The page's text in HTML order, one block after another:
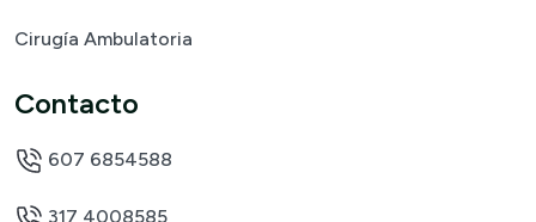
Cirugía Ambulatoria
Contacto
607 6854588
317 4008585